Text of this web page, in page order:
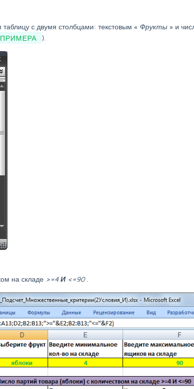
с двумя столбцами: текстовым « Фрукты » и
).
на складе >=4И <=90